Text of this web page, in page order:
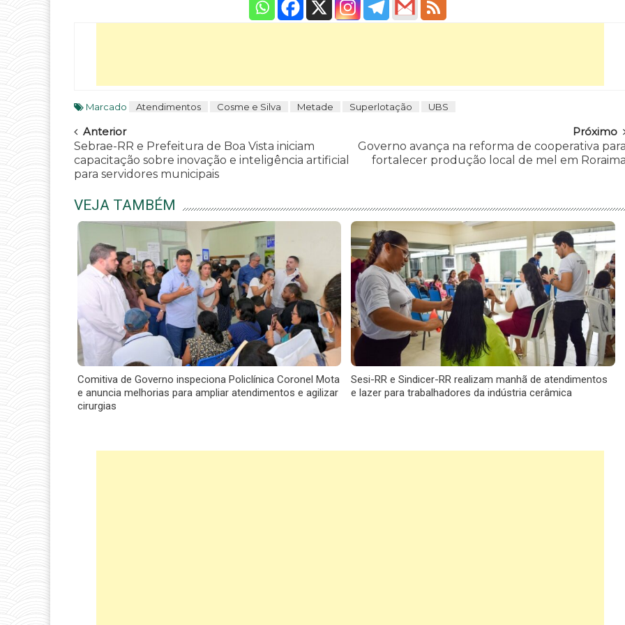
Marcado Atendimentos Cosme e Silva Metade Superlotação UBS
Navegar
Anterior
Sebrae-RR e Prefeitura de Boa Vista iniciam
capacitação sobre inovação e inteligência artificial
para servidores municipais
Próximo
Governo avança na reforma de cooperativa
fortalecer produção local de mel em
VEJA TAMBÉM
Comitiva de Governo inspeciona Policlínica Coronel Mota
e anuncia melhorias para ampliar atendimentos e agilizar
cirurgias
Sesi-RR e Sindicer-RR realizam manhã de atendimentos
e lazer para trabalhadores da indústria cerâmica